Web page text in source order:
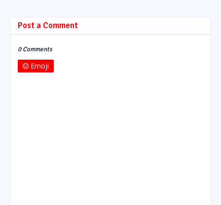
Post a Comment
0 Comments
Emoji